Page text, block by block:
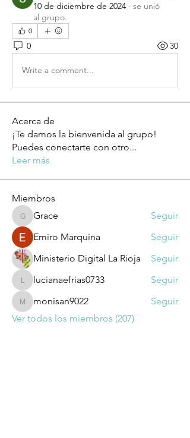
10 de diciembre de 2024 · se unió
al grupo.
0
0 30
Write a comment...
Acerca de
¡Te damos la bienvenida al grupo!
Puedes conectarte con otro...
Leer más
Miembros
GraceGrace
Seguir
Emiro Marquina
Seguir
Ministerio Digital La Rioja
Seguir
lucianaefrias0733
lucianaefrias0733 Seguir
monisan9022
monisan9022
Seguir
Ver todos los miembros (207)